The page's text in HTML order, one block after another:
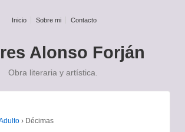
Inicio Sobre mi Contacto
Alonso Forján
Obra literaria y artística.
La poesía es algo que anda en la
› Décimas